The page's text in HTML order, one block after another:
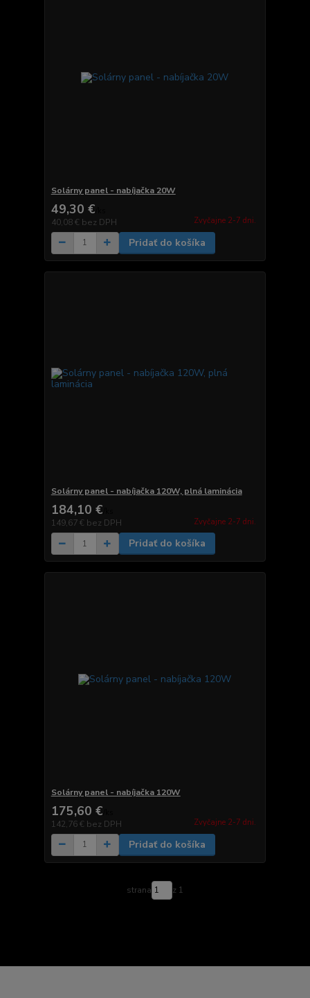
Solárny panel - nabíjačka 20W
49,30 €
40,08 € bez DPH Zvyčajne 2-7 dni.
Pridať do košíka
Solárny panel - nabíjačka 120W, plná laminácia
184,10 €
149,67 € bez DPH Zvyčajne 2-7 dni.
Pridať do košíka
Solárny panel - nabíjačka 120W
175,60 €
142,76 € bez DPH Zvyčajne 2-7 dni.
Pridať do košíka
strana z 1